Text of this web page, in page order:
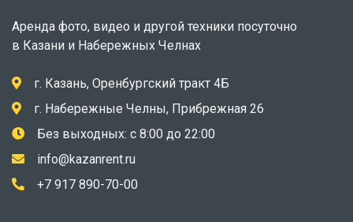
Аренда фото, видео и другой техники посуточно
в Казани и Набережных Челнах
г. Казань, Оренбургский тракт 4Б
г. Набережные Челны, Прибрежная 26
Без выходных: с 8:00 до 22:00
info@kazanrent.ru
+7 917 890-70-00